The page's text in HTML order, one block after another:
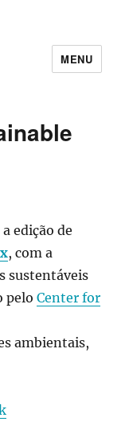
MENU
edição de
, com a
sustentáveis
peloCenter for
ambientais,